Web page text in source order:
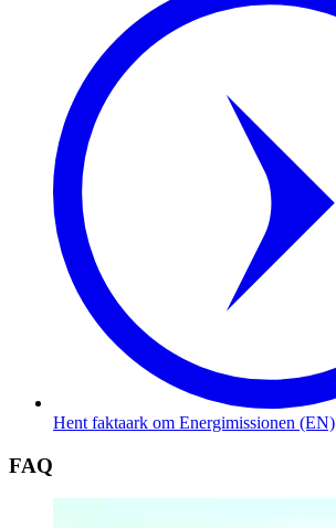
Hent faktaark om Energimissionen (EN)
FAQ